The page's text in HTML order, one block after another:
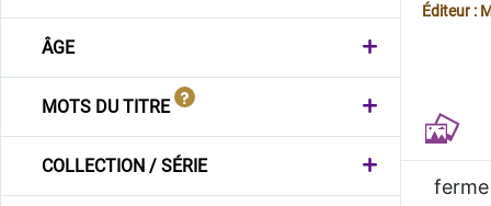
ÂGE
MOTS DU TITRE
COLLECTION / SÉRIE
Éditeur :
ferme